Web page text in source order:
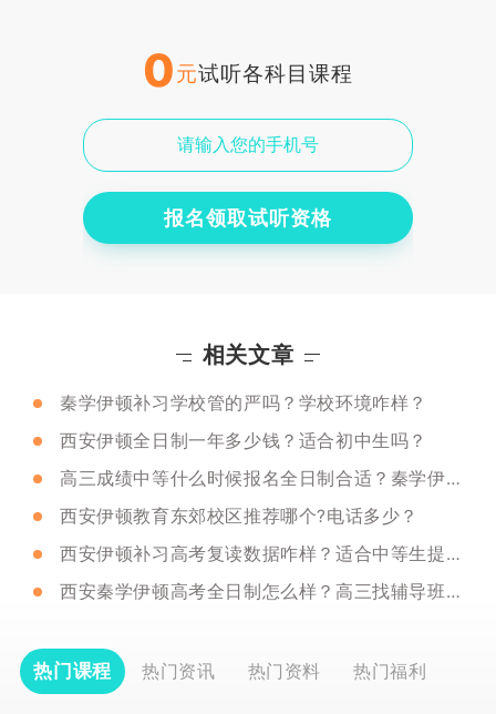
0元试听各科目课程
报名领取试听资格
相关文章
秦学伊顿补习学校管的严吗？学校环境咋样？
西安伊顿全日制一年多少钱？适合初中生吗？
高三成绩中等什么时候报名全日制合适？秦学伊顿推荐吗？
西安伊顿教育东郊校区推荐哪个?电话多少？
西安伊顿补习高考复读数据咋样？适合中等生提分吗？
西安秦学伊顿高考全日制怎么样？高三找辅导班需要注意什么？
热门课程 热门资讯 热门资料 热门福利